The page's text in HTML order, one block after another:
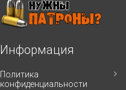
Информация
Политика
конфиденциальности